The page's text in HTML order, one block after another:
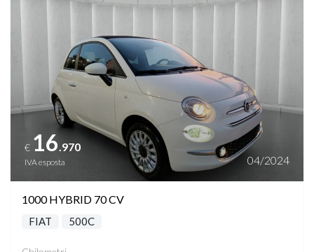
€ 16.970
IVA esposta 04/2024
1000 HYBRID 70 CV
FIAT 500C